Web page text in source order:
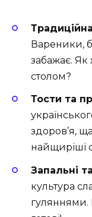
Вареники,
забажає.
столом?
Тости та
здоров’я,
найщиріші
Запальні
культура
гуляннями.